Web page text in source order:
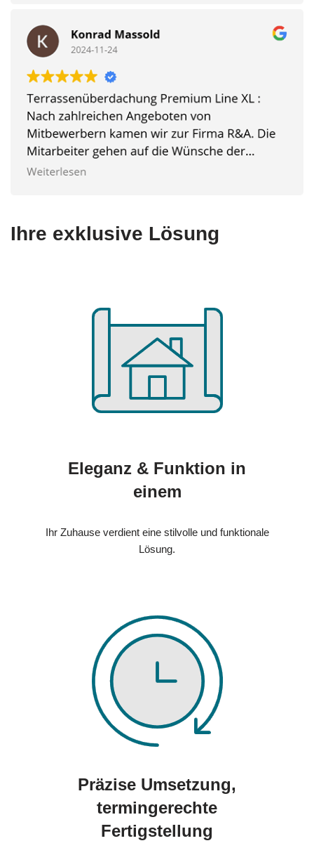
Ihre exklusive Lösung
Eleganz & Funktion in
einem
Ihr Zuhause verdient eine stilvolle und funktionale
Lösung.
Präzise Umsetzung,
termingerechte
Fertigstellung